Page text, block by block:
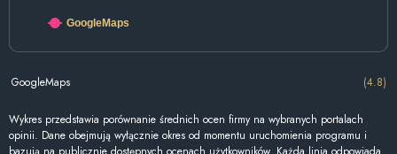
GoogleMaps
GoogleMaps (4.8)
Wykres przedstawia porównanie średnich ocen firmy na wybranych portalach
opinii. Dane obejmują wyłącznie okres od momentu uruchomienia programu i